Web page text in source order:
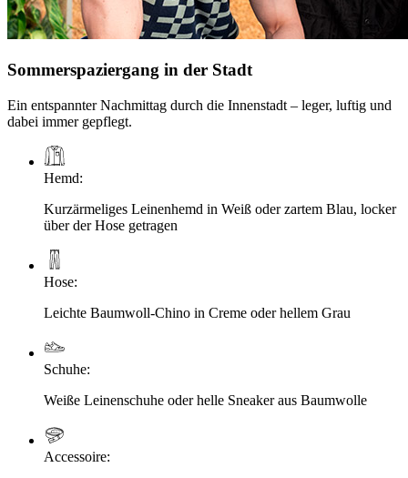
Sommerspaziergang in der Stadt
Ein entspannter Nachmittag durch die Innenstadt – leger, luftig und
dabei immer gepflegt.
Hemd:
Kurzärmeliges Leinenhemd in Weiß oder zartem Blau, locker
über der Hose getragen
Hose:
Leichte Baumwoll-Chino in Creme oder hellem Grau
Schuhe:
Weiße Leinenschuhe oder helle Sneaker aus Baumwolle
Accessoire: